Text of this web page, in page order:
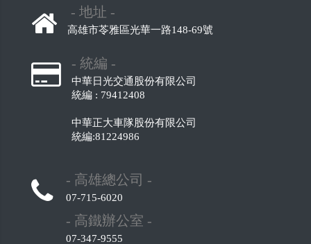
- 地址 -
高雄市苓雅區光華一路148-69號
- 統編 -
中華日光交通股份有限公司
統編 : 79412408
中華正大車隊股份有限公司
統編:81224986
- 高雄總公司 -
07-715-6020
- 高鐵辦公室 -
07-347-9555